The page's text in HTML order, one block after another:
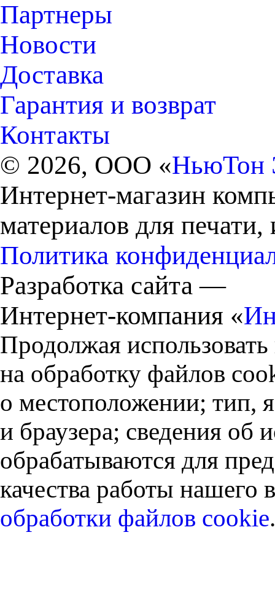
Партнеры
Новости
Доставка
Гарантия и возврат
Контакты
© 2026, ООО «НьюТон
Интернет-магазин
материалов для
Политика
Разработка сайта —
Интернет-компания «
Продолжая
на обработку файлов
о местоположении; тип,
и браузера; сведения об
обрабатываются для
качества работы нашего
обработки файлов cookie.